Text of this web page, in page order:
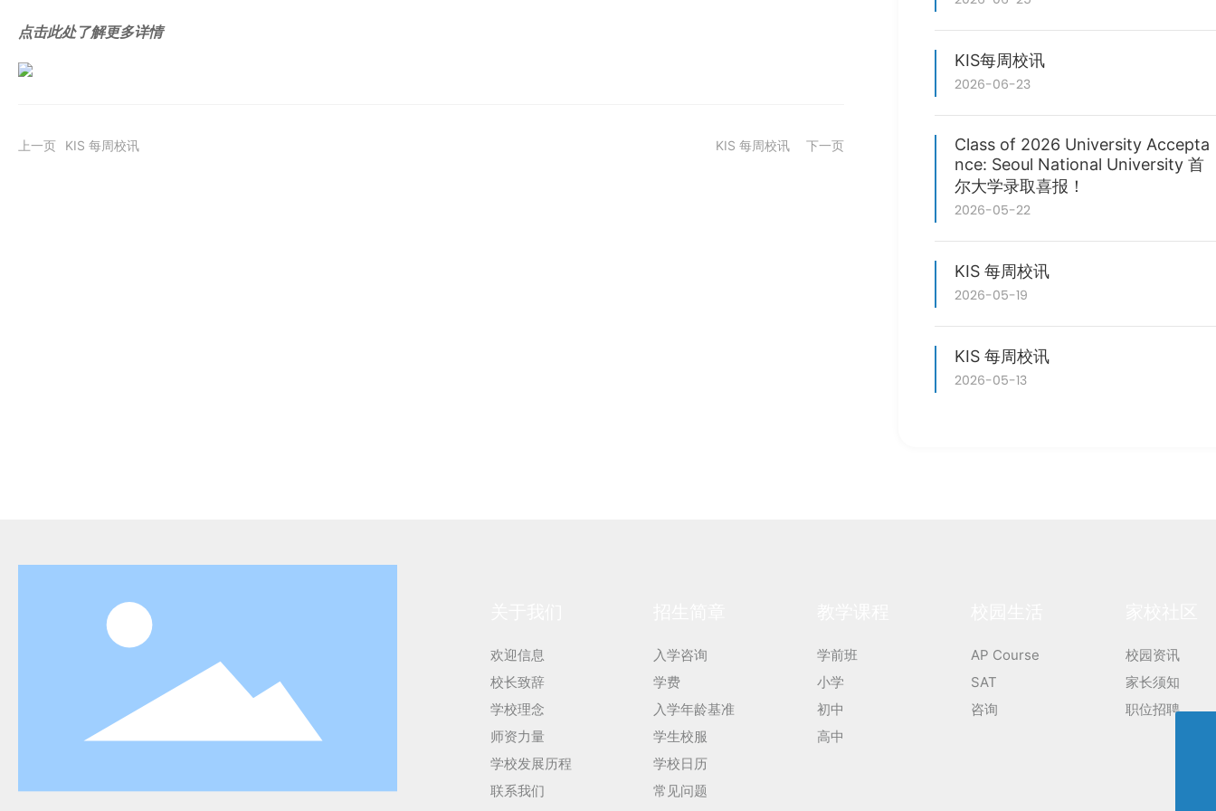
点击此处了解更多详情
上一页 KIS 每周校讯 KIS 每周校讯 下一页
KIS每周校讯
2026-06-23
Class of 2026 University Accepta
nce: Seoul National University 首
尔大学录取喜报！
2026-05-22
KIS 每周校讯
2026-05-19
KIS 每周校讯
2026-05-13
欢迎信息
校长致辞
学校理念
师资力量
学校发展历程
联系我们
入学咨询
学费
入学年龄基准
学生校服
学校日历
常见问题
学前班
小学
初中
高中
AP Course
SAT
咨询
校园资讯
家长须知
职位招聘